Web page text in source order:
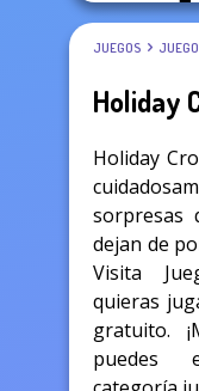
JUEGOS
Holiday
Holiday
sorpresas
dejan de
Visita
quieras
gratuito.
puedes